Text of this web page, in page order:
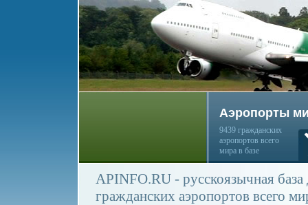
Аэропорты
9439 гражданских
аэропортов всего
мира в базе
APINFO.RU - русскоязычная
гражданских аэропортов всего